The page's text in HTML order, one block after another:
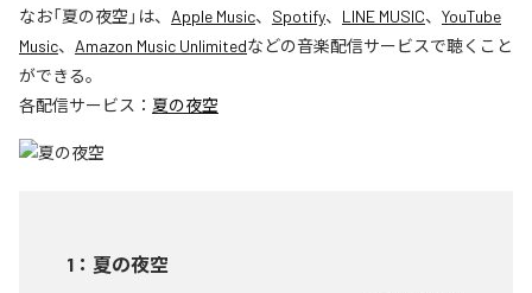
なお「夏の夜空 」は、 Apple Music、 Spotify、 LINE MUSIC、 YouTube
Music、 Amazon Music Unlimitedなどの音楽配信サービスで聴くこと
ができる。
各配信サービス： 夏の夜空
1 ： 夏の夜空